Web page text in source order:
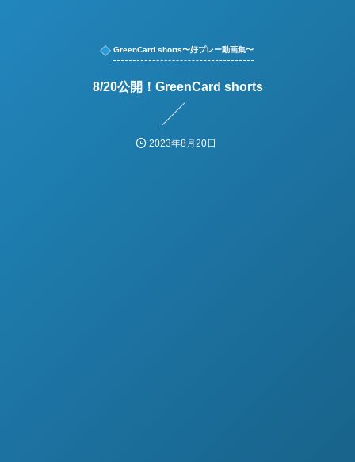
GreenCard shorts〜好プレー動画集〜
8/20公開！GreenCard shorts
2023年8月20日